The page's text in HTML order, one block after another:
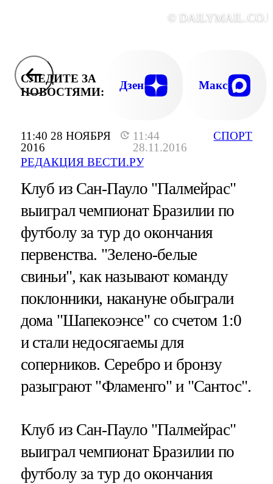
11:40 28 НОЯБРЯ
2016
11:44
28.11.2016
РЕДАКЦИЯ ВЕСТИ.РУ
СПОРТ
©
СЛЕДИТЕ ЗА
НОВОСТЯМИ:
Дзен Макс
Клуб из Сан-Пауло "Палмейрас"
выиграл чемпионат Бразилии по
футболу за тур до окончания
первенства. "Зелено-белые
свиньи", как называют команду
поклонники, накануне обыграли
дома "Шапекоэнсе" со счетом 1:0
и стали недосягаемы для
соперников. Серебро и бронзу
разыграют "Фламенго" и "Сантос".
Клуб из Сан-Пауло "Палмейрас"
выиграл чемпионат Бразилии по
футболу за тур до окончания